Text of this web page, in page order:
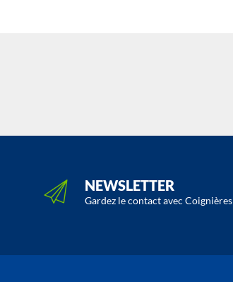
NEWSLETTER
Gardez le contact avec Coignières